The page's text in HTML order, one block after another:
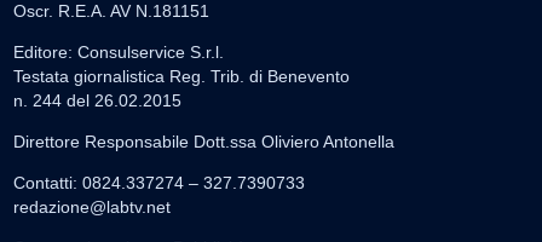
Oscr. R.E.A. AV N.181151
Editore: Consulservice S.r.l.
Testata giornalistica Reg. Trib. di Benevento
n. 244 del 26.02.2015
Direttore Responsabile Dott.ssa Oliviero Antonella
Contatti: 0824.337274 – 327.7390733
redazione@labtv.net